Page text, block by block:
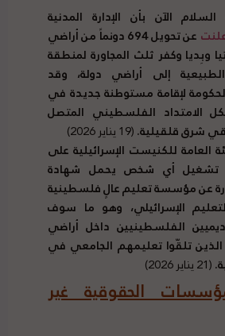
السلام الآن بأن الإدارة المدنية
عن تحويل 694 دونماً من أراضي
وبِديا وكفر ثلث المجاورة لمنطقة
إلى أراضي دولة، وقد
لإقامة مستوطنة جديدة في
الامتداد الفلسطيني المتصل
شرق قلقيلية.(19 يناير 2026)
العامة للكنيست الإسرائيلية على
تشغيل أي شخص يحمل شهادة
عن مؤسسة تعليم عالٍ فلسطينية
الإسرائيلي، وهو ما سوف
الفلسطينيين داخل أراضي
الذين تلقّوا تعليمهم الجامعي في
(21 يناير 2026)
الحقوقية غير